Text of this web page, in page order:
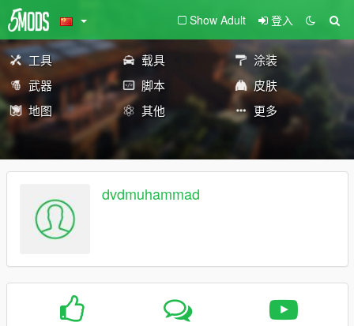
Show Adult 登入
工具 载具
涂装
武器
脚本
皮肤
地图
其他 更多
dvdmuhammad